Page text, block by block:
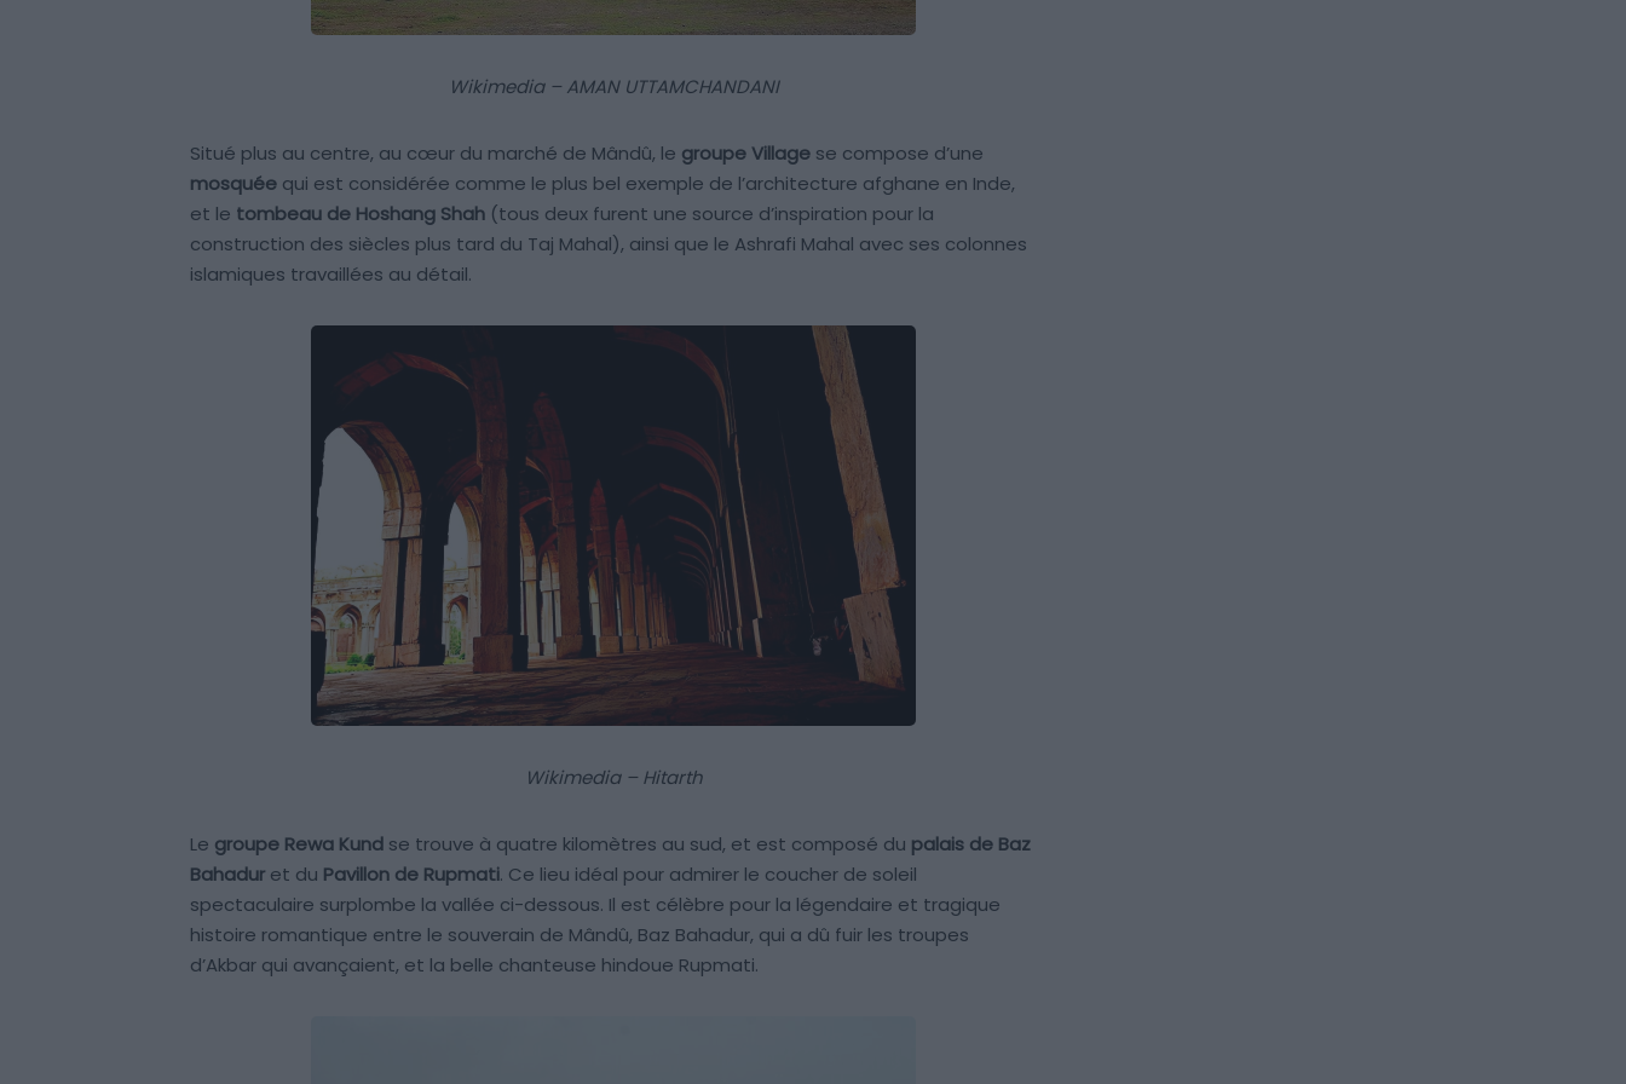
Wikimedia – AMAN UTTAMCHANDANI
Situé plus au centre, au cœur du marché de Mândû, le groupe Village se compose d’une
mosquée qui est considérée comme le plus bel exemple de l’architecture afghane en Inde,
et le tombeau de Hoshang Shah (tous deux furent une source d’inspiration pour la
construction des siècles plus tard du Taj Mahal), ainsi que le Ashrafi Mahal avec ses colonnes
islamiques travaillées au détail.
Wikimedia – Hitarth
Le groupe Rewa Kund se trouve à quatre kilomètres au sud, et est composé du palais de Baz
Bahadur et du Pavillon de Rupmati. Ce lieu idéal pour admirer le coucher de soleil
spectaculaire surplombe la vallée ci-dessous. Il est célèbre pour la légendaire et tragique
histoire romantique entre le souverain de Mândû, Baz Bahadur, qui a dû fuir les troupes
d’Akbar qui avançaient, et la belle chanteuse hindoue Rupmati.